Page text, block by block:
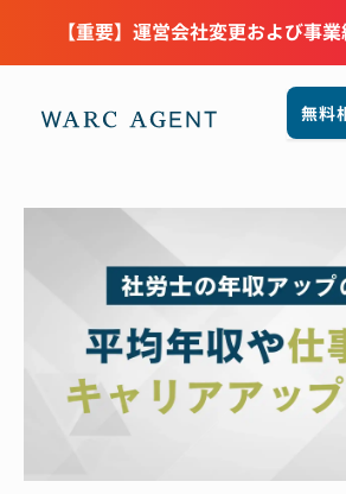
【重要】運営会社変更および事
無料